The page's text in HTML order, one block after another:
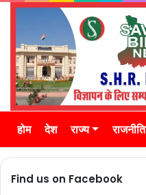
होम देश राज्य राजनीति
Find us on Facebook